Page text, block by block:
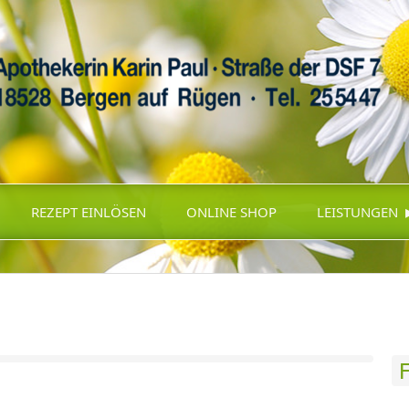
REZEPT EINLÖSEN ONLINE SHOP LEISTUNGEN